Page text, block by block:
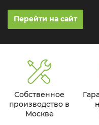
Перейти на сайт
Собственное
производство в
Москве